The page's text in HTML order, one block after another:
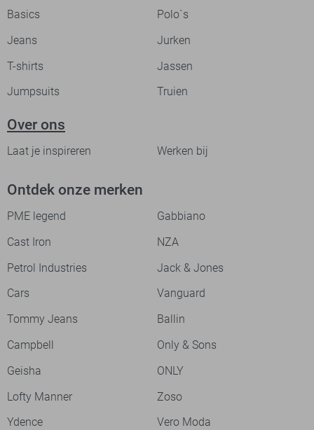
Basics
Polo`s
Jeans
Jurken
T-shirts
Jassen
Jumpsuits
Truien
Over ons
Laat je inspireren Werken bij
Ontdek onze merken
PME legend
Gabbiano
Cast Iron
NZA
Petrol Industries
Jack & Jones
Cars
Vanguard
Tommy Jeans
Ballin
Campbell
Only & Sons
Geisha
ONLY
Lofty Manner
Zoso
Ydence
Vero Moda